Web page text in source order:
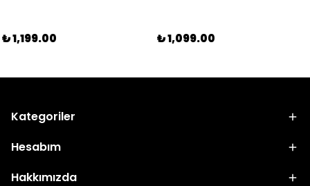
₺ 1,199.00 ₺ 1,099.00
Kategoriler
Hesabım
Hakkımızda